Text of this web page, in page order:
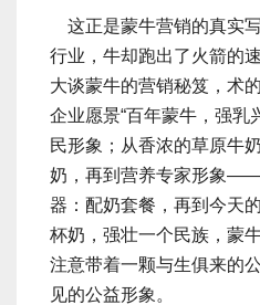
这正是蒙牛营销的真实
行业，牛却跑出了火箭的
大谈蒙牛的营销秘笈，术
企业愿景“百年蒙牛，强乳
民形象；从香浓的草原牛
奶，再到营养专家形象
器：配奶套餐，再到今天
杯奶，强壮一个民族，蒙
注意带着一颗与生俱来的
见的公益形象。